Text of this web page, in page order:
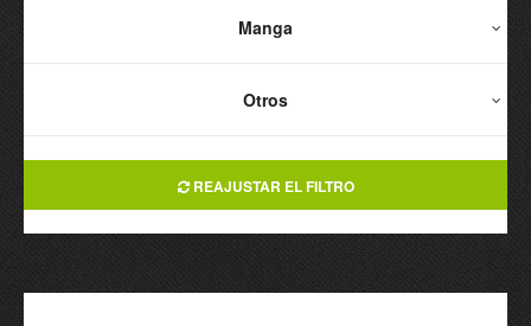
Manga
Otros
REAJUSTAR EL FILTRO